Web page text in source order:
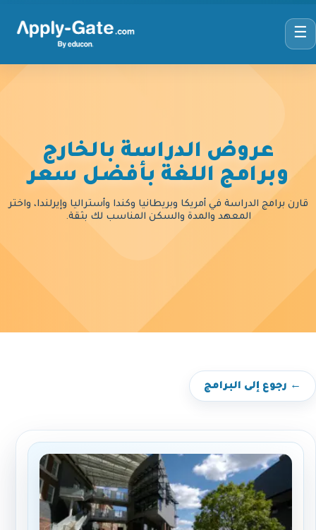
☰
عروض الدراسة بالخارج
وبرامج اللغة بأفضل سعر
قارن برامج الدراسة في أمريكا وبريطانيا وكندا وأستراليا وإيرلندا، واختر
المعهد والمدة والسكن المناسب لك بثقة.
← رجوع إلى البرامج